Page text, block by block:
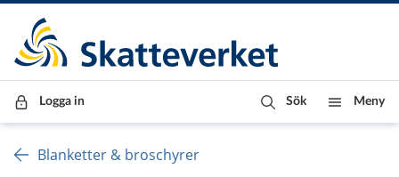
Till innehåll
Till navigationen
Till chattrobot
Logga in Sök Meny
Blanketter & broschyrer